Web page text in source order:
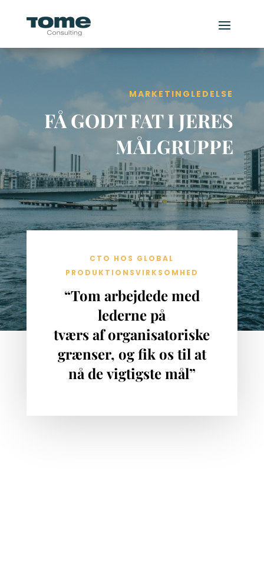
MARKETINGLEDELSE
FÅ GODT FAT I JERES
MÅLGRUPPE
CTO HOS GLOBAL
PRODUKTIONSVIRKSOMHED
“Tom arbejdede med
lederne på
tværs af organisatoriske
grænser, og fik os til at
nå de vigtigste mål”